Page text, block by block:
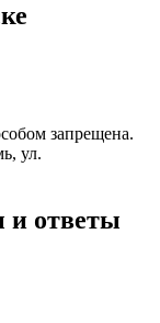
запрещена.
ул.
и ответы